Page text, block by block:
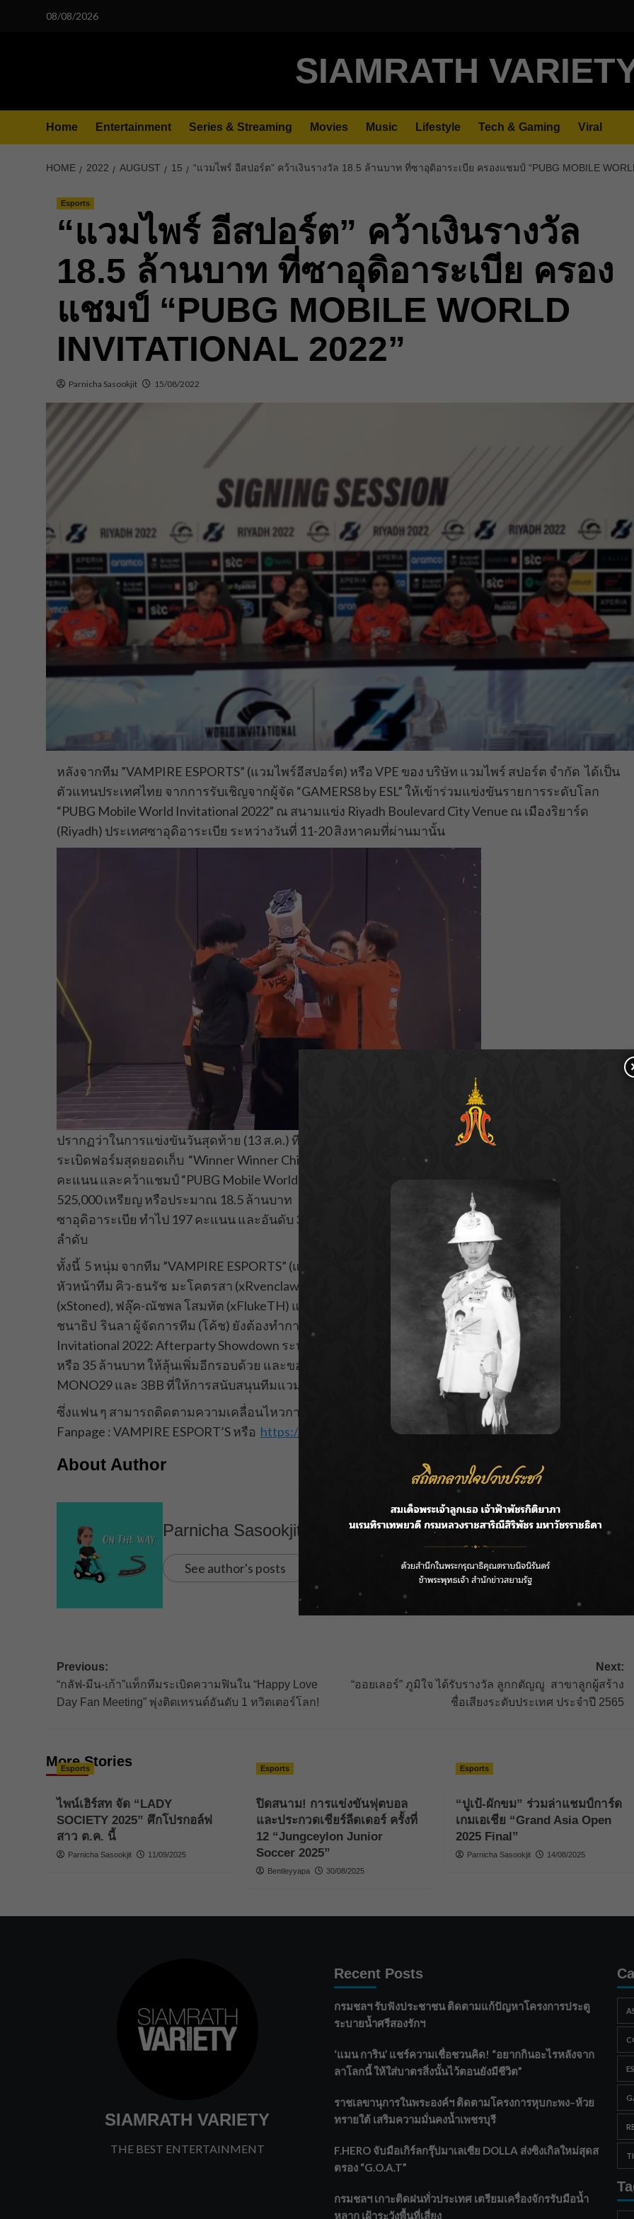
08/08/2026
SIAMRATH
Home Entertainment Series & Streaming Movies Music Lifestyle Tech & Gaming Viral
HOME 2022 AUGUST 15 “แวมไพร์ อีสปอร์ต” คว้าเงินรางวัล 18.5 ล้านบาท ที่ซาอุดิอาระเบีย ครองแชมป์ “PUBG MOBILE
Esports
“แวมไพร์ อีสปอร์ต” คว้าเงินรางวัล
18.5 ล้านบาท ที่ซาอุดิอาระเบีย ครอง
แชมป์ “PUBG MOBILE WORLD
INVITATIONAL 2022”
Parnicha Sasookjit 15/08/2022
หลังจากทีม ”VAMPIRE ESPORTS” (แวมไพร์อีสปอร์ต) หรือ VPE ของ บริษัท แวมไพร์ สปอร์ต จำกัด ได้เป็น
ตัวแทนประเทศไทย จากการรับเชิญจากผู้จัด “GAMERS8 by ESL” ให้เข้าร่วมแข่งขันรายการระดับโลก
“PUBG Mobile World Invitational 2022” ณ สนามแข่ง Riyadh Boulevard City Venue ณ เมืองริยาร์ด
(Riyadh) ประเทศซาอุดิอาระเบีย ระหว่างวันที่ 11-20 สิงหาคมที่ผ่านมานั้น
ปรากฏว่าในการแข่งขันวันสุดท้าย (13 ส.ค.) ทีมแวมไพร์ อีสปอร์ต จากประเทศไทยทำผลงานได้ยอดเยี่ยม
ระเบิดฟอร์มสุดยอดเก็บ “Winner Winner Chicken Dinner” ได้ถึง 2 แมทช์ติดต่อกัน ทำแต้มรวม 220
คะแนน และคว้าแชมป์ “PUBG Mobile World Invitational 2022” ไปครองอย่างยิ่งใหญ่ พร้อมรับเงินรางวัล
525,000 เหรียญ หรือประมาณ 18.5 ล้านบาท ในขณะที่อันดับ 2 เป็นของ Team Falcons ทีมอีสปอร์ตเจ้าภาพ
ซาอุดิอาระเบีย ทำไป 197 คะแนน และอันดับ 3 Stalwart Esports จากมองโกเลีย ทำไป 180 คะแนน ตาม
ลำดับ
ทั้งนี้ 5 หนุ่ม จากทีม ”VAMPIRE ESPORTS” (แวมไพร์อีสปอร์ต) หรือ VPE ของประเทศไทย ประกอบด้วย
หัวหน้าทีม คิว-ธนรัช มะโคตรสา (xRvenclaw), เวฟ-ศุภชัย สิงห์แก้ว (xSchwepXz), ไมค์-ภูรินษ์ ร้องขันแก้ว
(xStoned), ฟลุ๊ค-ณัชพล โสมทัต (xFlukeTH) และ วา-กฤษฎา เพ็งเล็ก (x2Stopzz) ภายใต้การดูแลของ นาย
ชนาธิป รินลา ผู้จัดการทีม (โค้ช) ยังต้องทำการแข่งขันต่อในสัปดาห์ที่ 2 ในรอบ PUBG Mobile World
Invitational 2022: Afterparty Showdown ระหว่างวันที่ 18-20 สิงหาคม เพื่อชิงเงินรางวัลรวม 1 ล้านเหรียญ
หรือ 35 ล้านบาท ให้ลุ้นเพิ่มอีกรอบด้วย และขอขอบคุณผู้สนับสนุน ธนาคาไทยพาณิชย์ (SCB) , ช่อง
MONO29 และ 3BB ที่ให้การสนับสนุนทีมแวมไพร์อีสปอร์ตมาโดยตลอด
ซึ่งแฟน ๆ สามารถติดตามความเคลื่อนไหวการแข่งขันของทีม VAMPIRE ESPORTS ได้ที่ Facebook
Fanpage : VAMPIRE ESPORT’S หรือ https://www.facebook.com/PUBGMOBILE.TH.OFFICIAL
About Author
Parnicha Sasookjit
See author's posts
Post
navigation
Previous:
“กลัฟ-มีน-เก้า”แท็กทีมระเบิดความฟินใน “Happy Love
Day Fan Meeting” พุ่งติดเทรนด์อันดับ 1 ทวิตเตอร์โลก!
Next:
“ออยเลอร์” ภูมิใจ ได้รับรางวัล ลูกกตัญญู สาขาลูกผู้สร้าง
ชื่อเสียงระดับประเทศ ประจำปี 2565
More Stories
Esports
ไพน์เฮิร์สท จัด “LADY
SOCIETY 2025” ศึกโปรกอล์ฟ
สาว ต.ค. นี้
Parnicha Sasookjit 11/09/2025
Esports
ปิดสนาม! การแข่งขันฟุตบอล
และประกวดเชียร์ลีดเดอร์ ครั้งที่
12 “Jungceylon Junior
Soccer 2025”
Bentleyyapa 30/08/2025
Esports
“ปูเป้-ผักขม” ร่วมล่าแชมป์การ์ด
เกมเอเชีย “Grand Asia Open
2025 Final”
Parnicha Sasookjit 14/08/2025
SIAMRATH VARIETY
THE BEST ENTERTAINMENT
Recent Posts
กรมชลฯ รับฟังประชาชน ติดตามแก้ปัญหาโครงการประตู
ระบายน้ำศรีสองรักฯ
‘แมน การิน’ แชร์ความเชื่อชวนคิด! “อยากกินอะไรหลังจาก
ลาโลกนี้ ให้ใส่บาตรสิ่งนั้นไว้ตอนยังมีชีวิต”
ราชเลขานุการในพระองค์ฯ ติดตามโครงการหุบกะพง–ห้วย
ทรายใต้ เสริมความมั่นคงน้ำเพชรบุรี
F.HERO จับมือเกิร์ลกรุ๊ปมาเลเซีย DOLLA ส่งซิงเกิลใหม่สุดส
ตรอง “G.O.A.T”
กรมชลฯ เกาะติดฝนทั่วประเทศ เตรียมเครื่องจักรรับมือน้ำ
หลาก เฝ้าระวังพื้นที่เสี่ยง